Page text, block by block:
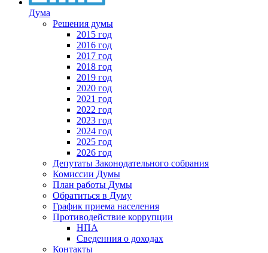
Дума
Решения думы
2015 год
2016 год
2017 год
2018 год
2019 год
2020 год
2021 год
2022 год
2023 год
2024 год
2025 год
2026 год
Депутаты Законодательного собрания
Комиссии Думы
План работы Думы
Обратиться в Думу
График приема населения
Противодействие коррупции
НПА
Сведенния о доходах
Контакты